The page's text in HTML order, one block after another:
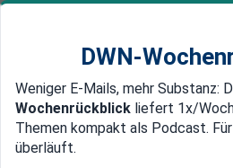
Newsticker MEIN DWN:
Edelmetalle DWN-
DWN-
Weniger E-Mails, mehr Substanz:
Wochenrückblick liefert 1x/
Themen kompakt als Podcast.
überläuft.